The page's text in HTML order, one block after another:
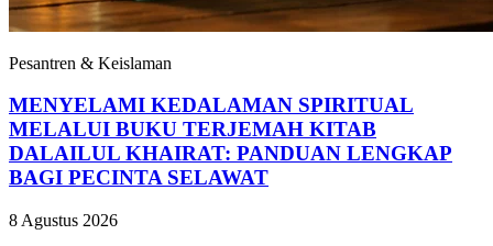
Pesantren & Keislaman
MENYELAMI KEDALAMAN SPIRITUAL
MELALUI BUKU TERJEMAH KITAB
DALAILUL KHAIRAT: PANDUAN LENGKAP
BAGI PECINTA SELAWAT
8 Agustus 2026